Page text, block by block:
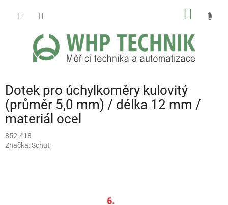
Dotek pro úchylkoměry kulovitý
(průměr 5,0 mm) / délka 12 mm /
materiál ocel
852.418
Značka:Schut